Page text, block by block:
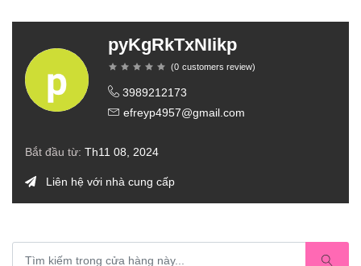
pyKgRkTxNIikp
(0 customers review)
3989212173
efreyp4957@gmail.com
Bắt đầu từ: Th11 08, 2024
Liên hệ với nhà cung cấp